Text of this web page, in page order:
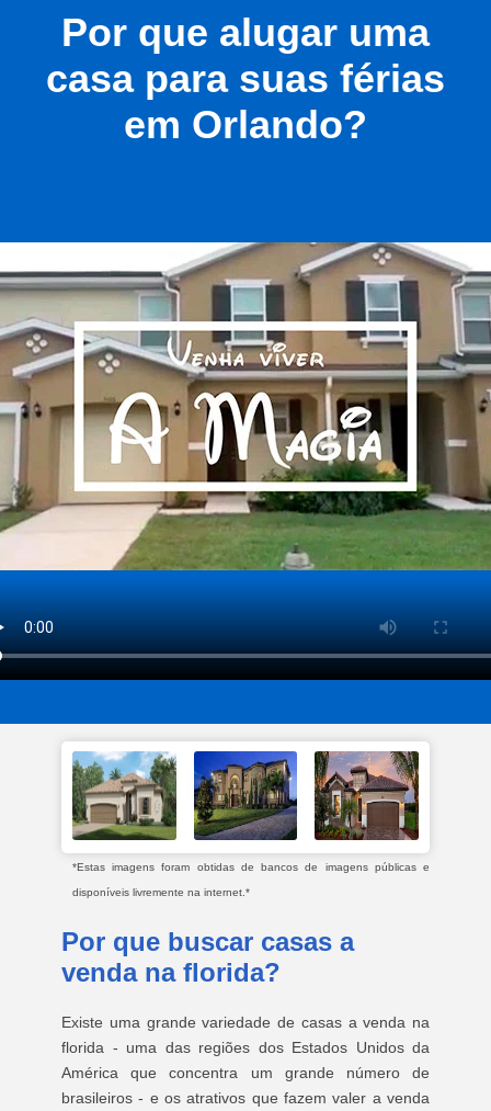
Por que alugar uma
casa para suas férias
em Orlando?
*Estas imagens foram obtidas de bancos de imagens públicas e
disponíveis livremente na internet.*
Por que buscar casas a
venda na florida?
Existe uma grande variedade de casas a venda na
florida - uma das regiões dos Estados Unidos da
América que concentra um grande número de
brasileiros - e os atrativos que fazem valer a venda